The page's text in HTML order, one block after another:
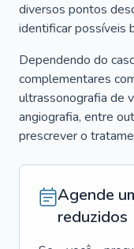
diversos pontos
identificar possíveis
Dependendo do
complementares
ultrassonografia de
angiografia, entre
prescrever o
Agende
reduzidos